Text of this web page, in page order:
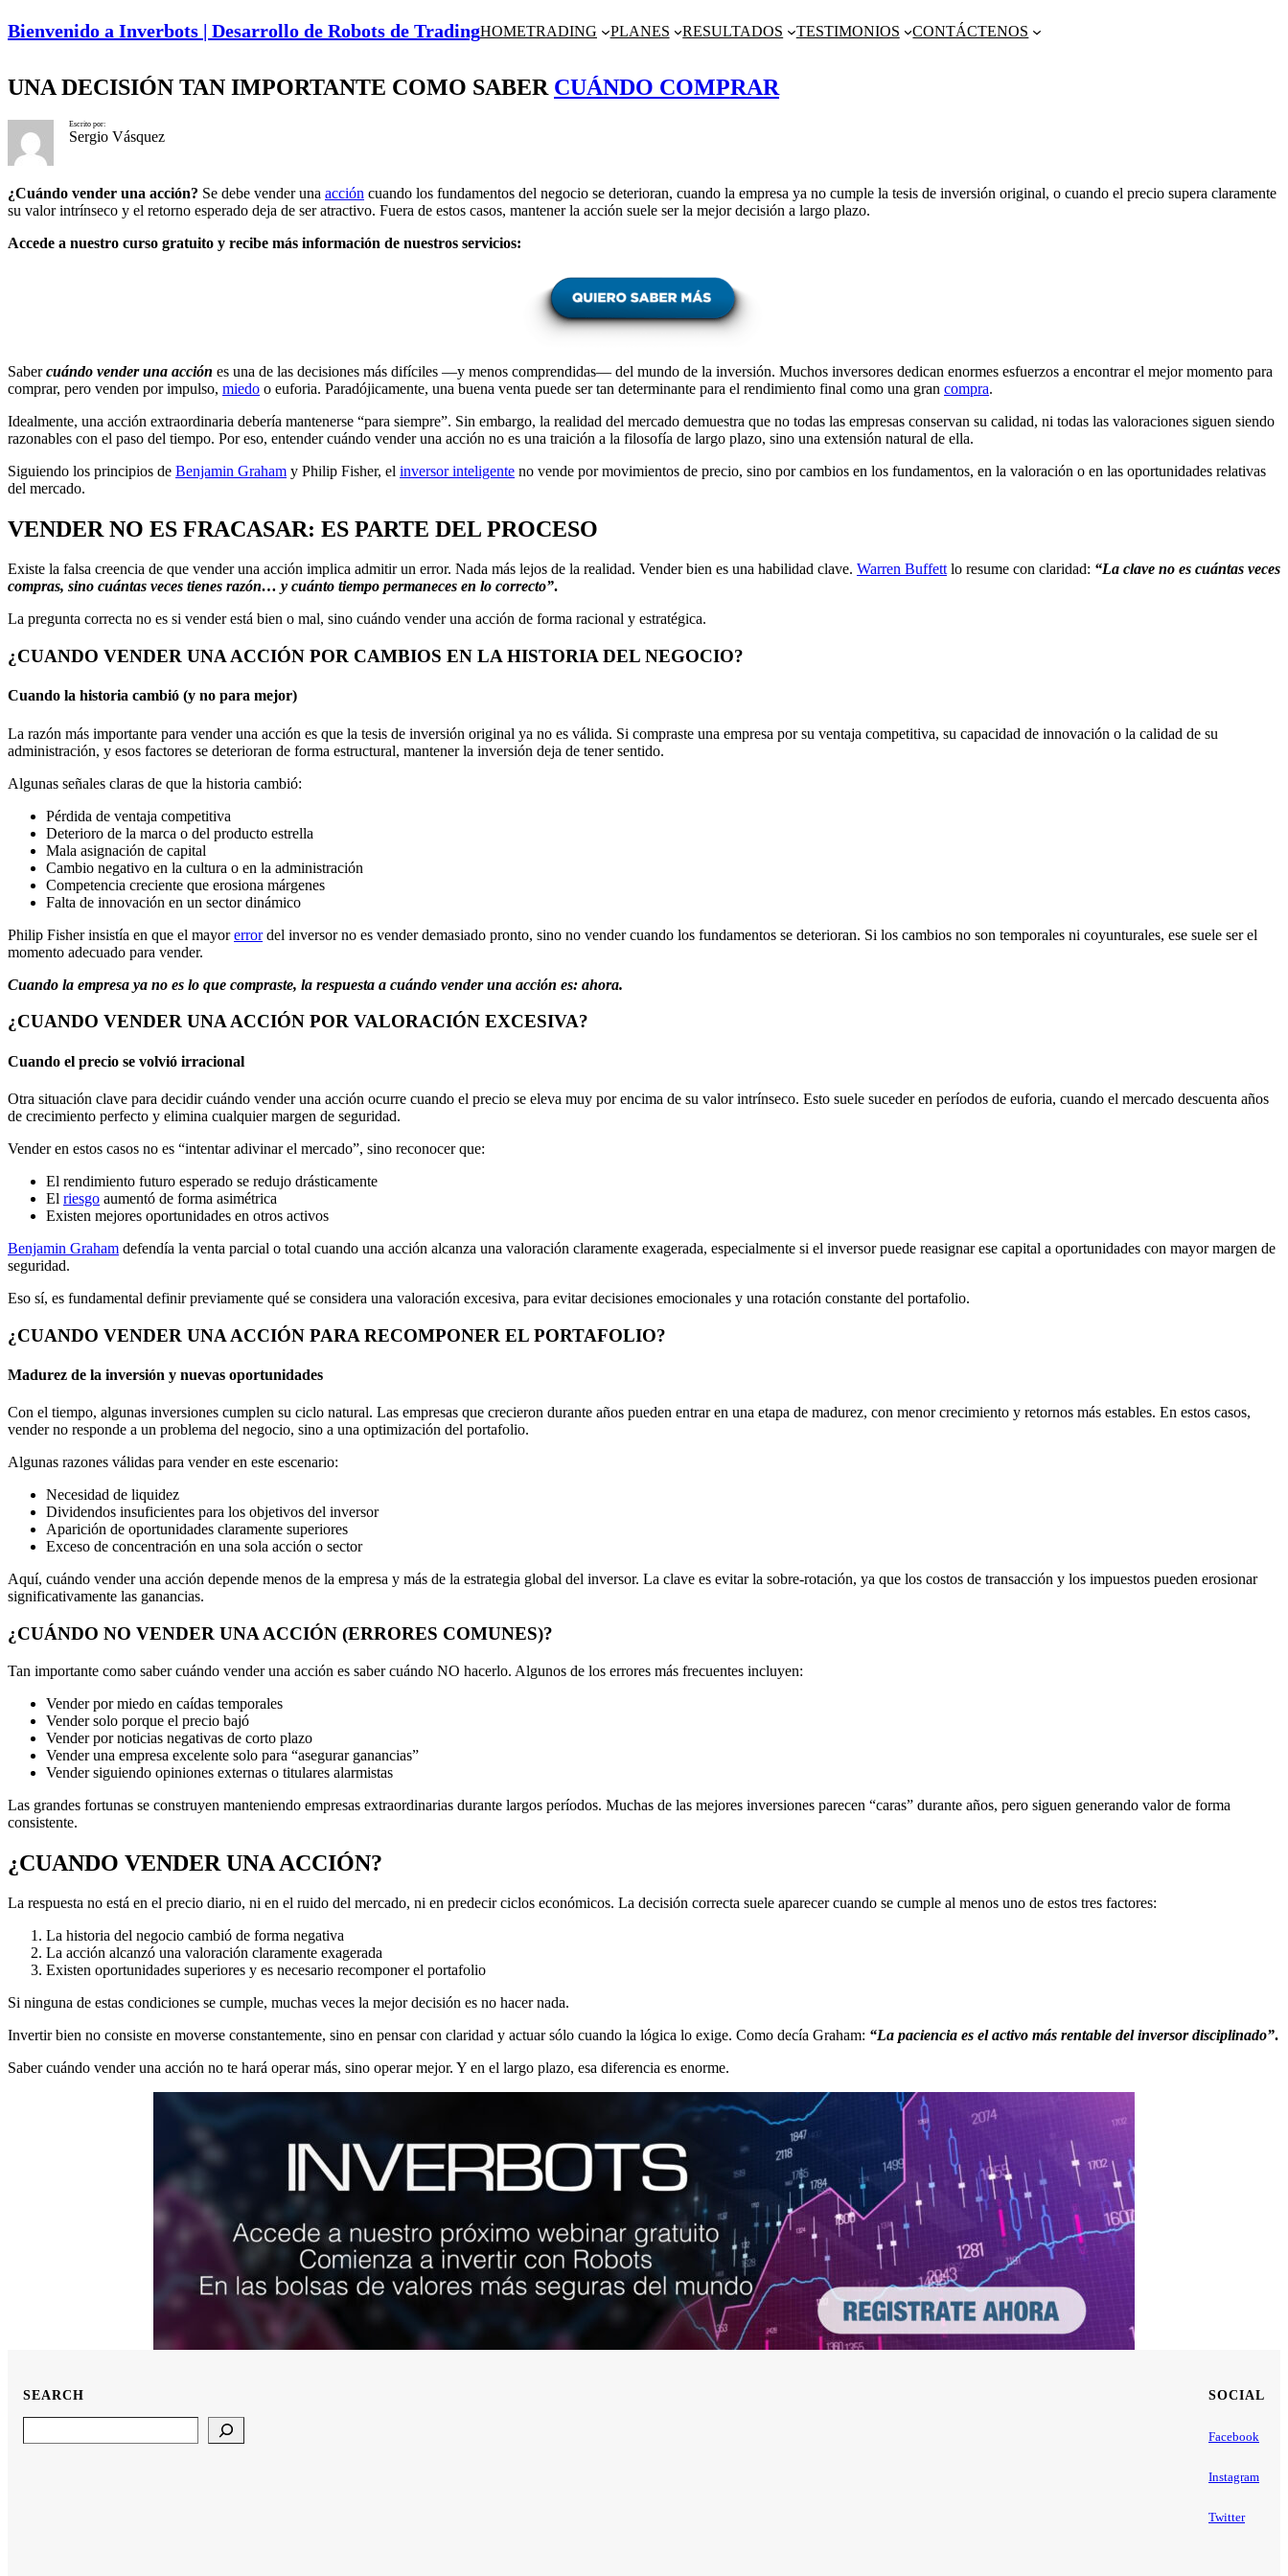
Bienvenido a Inverbots | Desarrollo de Robots de TradingHOMETRADING PLANES RESULTADOS TESTIMONIOS CONTÁCTENOS
UNA DECISIÓN TAN IMPORTANTE COMO SABER CUÁNDO COMPRAR
Escrito por:
Sergio Vásquez
¿Cuándo vender una acción? Se debe vender una acción cuando los fundamentos del negocio se deterioran, cuando la empresa ya no cumple la tesis de inversión original, o cuando el precio supera claramente
su valor intrínseco y el retorno esperado deja de ser atractivo. Fuera de estos casos, mantener la acción suele ser la mejor decisión a largo plazo.
Accede a nuestro curso gratuito y recibe más información de nuestros servicios:
Sabercuándo vender una acción es una de las decisiones más difíciles —y menos comprendidas— del mundo de la inversión. Muchos inversores dedican enormes esfuerzos a encontrar el mejor momento para
comprar, pero venden por impulso, miedo o euforia. Paradójicamente, una buena venta puede ser tan determinante para el rendimiento final como una gran compra.
Idealmente, una acción extraordinaria debería mantenerse “para siempre”. Sin embargo, la realidad del mercado demuestra que no todas las empresas conservan su calidad, ni todas las valoraciones siguen siendo
razonables con el paso del tiempo. Por eso, entender cuándo vender una acción no es una traición a la filosofía de largo plazo, sino una extensión natural de ella.
Siguiendo los principios de Benjamin Graham y Philip Fisher, el inversor inteligente no vende por movimientos de precio, sino por cambios en los fundamentos, en la valoración o en las oportunidades relativas
del mercado.
VENDER NO ES FRACASAR: ES PARTE DEL PROCESO
Existe la falsa creencia de que vender una acción implica admitir un error. Nada más lejos de la realidad. Vender bien es una habilidad clave. Warren Buffettlo resume con claridad: “La clave no es cuántas veces
compras, sino cuántas veces tienes razón… y cuánto tiempo permaneces en lo correcto”.
La pregunta correcta no es si vender está bien o mal, sino cuándo vender una acción de forma racional y estratégica.
¿CUANDO VENDER UNA ACCIÓN POR CAMBIOS EN LA HISTORIA DEL NEGOCIO?
Cuando la historia cambió (y no para mejor)
La razón más importante para vender una acción es que la tesis de inversión original ya no es válida. Si compraste una empresa por su ventaja competitiva, su capacidad de innovación o la calidad de su
administración, y esos factores se deterioran de forma estructural, mantener la inversión deja de tener sentido.
Algunas señales claras de que la historia cambió:
Pérdida de ventaja competitiva
Deterioro de la marca o del producto estrella
Mala asignación de capital
Cambio negativo en la cultura o en la administración
Competencia creciente que erosiona márgenes
Falta de innovación en un sector dinámico
Philip Fisher insistía en que el mayorerrordel inversor no es vender demasiado pronto, sino no vender cuando los fundamentos se deterioran. Si los cambios no son temporales ni coyunturales, ese suele ser el
momento adecuado para vender.
Cuando la empresa ya no es lo que compraste, la respuesta a cuándo vender una acción es: ahora.
¿CUANDO VENDER UNA ACCIÓN POR VALORACIÓN EXCESIVA?
Cuando el precio se volvió irracional
Otra situación clave para decidir cuándo vender una acción ocurre cuando el precio se eleva muy por encima de su valor intrínseco. Esto suele suceder en períodos de euforia, cuando el mercado descuenta años
de crecimiento perfecto y elimina cualquier margen de seguridad.
Vender en estos casos no es “intentar adivinar el mercado”, sino reconocer que:
El rendimiento futuro esperado se redujo drásticamente
El riesgo aumentó de forma asimétrica
Existen mejores oportunidades en otros activos
Benjamin Graham defendía la venta parcial o total cuando una acción alcanza una valoración claramente exagerada, especialmente si el inversor puede reasignar ese capital a oportunidades con mayor margen de
seguridad.
Eso sí, es fundamental definir previamente qué se considera una valoración excesiva, para evitar decisiones emocionales y una rotación constante del portafolio.
¿CUANDO VENDER UNA ACCIÓN PARA RECOMPONER EL PORTAFOLIO?
Madurez de la inversión y nuevas oportunidades
Con el tiempo, algunas inversiones cumplen su ciclo natural. Las empresas que crecieron durante años pueden entrar en una etapa de madurez, con menor crecimiento y retornos más estables. En estos casos,
vender no responde a un problema del negocio, sino a una optimización del portafolio.
Algunas razones válidas para vender en este escenario:
Necesidad de liquidez
Dividendos insuficientes para los objetivos del inversor
Aparición de oportunidades claramente superiores
Exceso de concentración en una sola acción o sector
Aquí, cuándo vender una acción depende menos de la empresa y más de la estrategia global del inversor. La clave es evitar la sobre-rotación, ya que los costos de transacción y los impuestos pueden erosionar
significativamente las ganancias.
¿CUÁNDO NO VENDER UNA ACCIÓN (ERRORES COMUNES)?
Tan importante como saber cuándo vender una acción es saber cuándo NO hacerlo. Algunos de los errores más frecuentes incluyen:
Vender por miedo en caídas temporales
Vender solo porque el precio bajó
Vender por noticias negativas de corto plazo
Vender una empresa excelente solo para “asegurar ganancias”
Vender siguiendo opiniones externas o titulares alarmistas
Las grandes fortunas se construyen manteniendo empresas extraordinarias durante largos períodos. Muchas de las mejores inversiones parecen “caras” durante años, pero siguen generando valor de forma
consistente.
¿CUANDO VENDER UNA ACCIÓN?
La respuesta no está en el precio diario, ni en el ruido del mercado, ni en predecir ciclos económicos. La decisión correcta suele aparecer cuando se cumple al menos uno de estos tres factores:
La historia del negocio cambió de forma negativa
La acción alcanzó una valoración claramente exagerada
Existen oportunidades superiores y es necesario recomponer el portafolio
Si ninguna de estas condiciones se cumple, muchas veces la mejor decisión es no hacer nada.
Invertir bien no consiste en moverse constantemente, sino en pensar con claridad y actuar sólo cuando la lógica lo exige. Como decía Graham: “La paciencia es el activo más rentable del inversor disciplinado”.
Saber cuándo vender una acción no te hará operar más, sino operar mejor. Y en el largo plazo, esa diferencia es enorme.
SEARCH SOCIAL
Facebook
Instagram
Twitter